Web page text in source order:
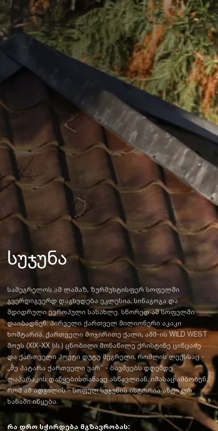
სუჯუნა
სამეგრელოს ამ ლამაზ, ზურმუხტისფერ სოფელში
გვერდიგვერდ დაგხვდება ეკლესია, სინაგოგა და
მდიდრული ევროპული სასახლე. სწორედ ამ სოფელში
დაიბადნენ: პირველი ქართველ მილიონერი აკაკი
ხოშტარია; ქართველი მოჯირითე ქალი, აშშ-ის WILD WEST
შოუს (XIX-XX სს.) ცნობილი მონაწილე ქრისტინე ცინცაძე
და ქართველი პოეტი დუტუ მეგრელი, რომლის ლექსსაც -
„მე პატარა ქართველი ვარ“ - ბავშვებს დღემდე
ლაპარაკის დაწყებისთანავე ასწავლიან; იმასაც ამბობენ,
რომ ამ ადგილის - სოფელ სუჯუნის ისტორია ანტიკურ
ხანაში იწყება.
რა დრო სჭირდება მგზავრობას: